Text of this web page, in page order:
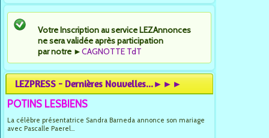
Votre Inscription au service LEZAnnonces
ne sera validée après participation
par notre ►CAGNOTTE TdT
LEZPRESS - Dernières Nouvelles...►►►
POTINS LESBIENS
La célèbre présentatrice Sandra Barneda annonce son mariage
avec Pascalle Paerel...